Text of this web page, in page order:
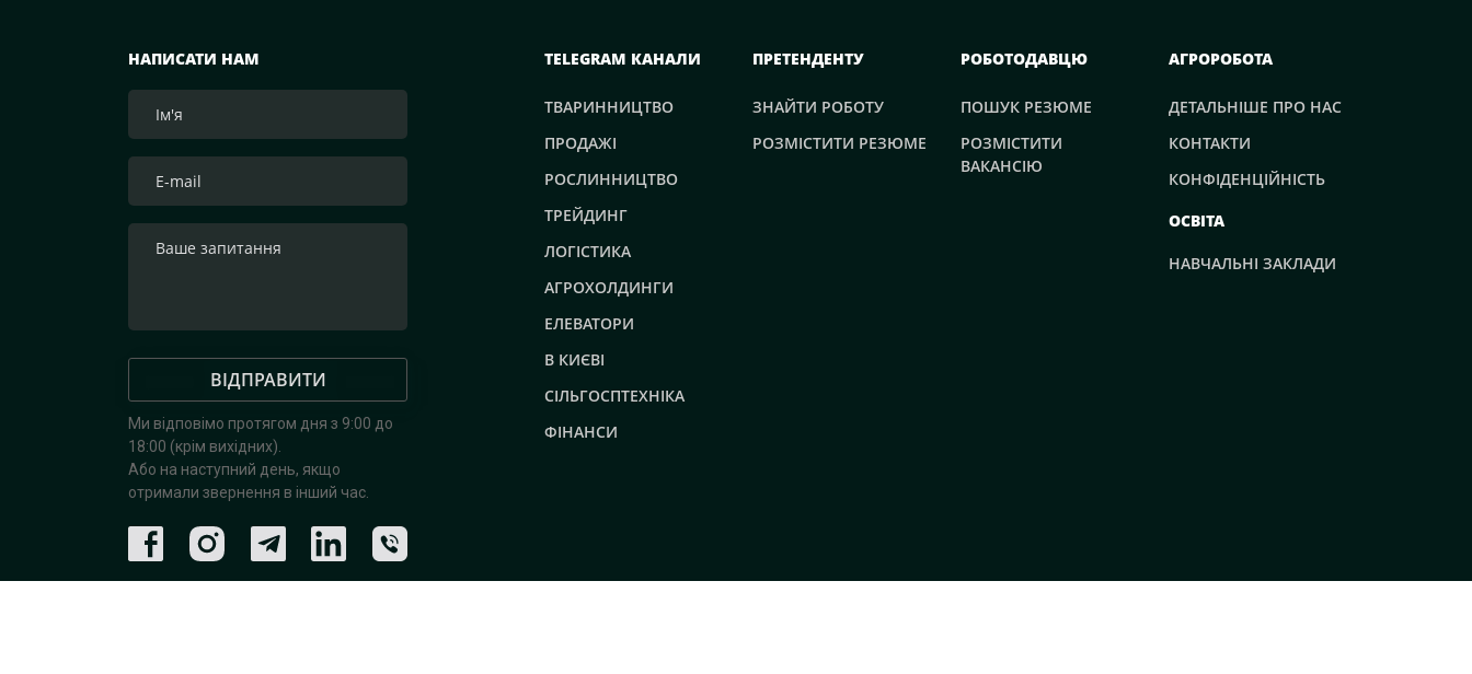
НАПИСАТИ НАМ
ВІДПРАВИТИ
Ми відповімо протягом дня з 9:00 до
18:00 (крім вихідних).
Або на наступний день, якщо
отримали звернення в інший час.
TELEGRAM КАНАЛИ
ТВАРИННИЦТВО
ПРОДАЖІ
РОСЛИННИЦТВО
ТРЕЙДИНГ
ЛОГІСТИКА
АГРОХОЛДИНГИ
ЕЛЕВАТОРИ
В КИЄВІ
СІЛЬГОСПТЕХНІКА
ФІНАНСИ
ПРЕТЕНДЕНТУ
ЗНАЙТИ РОБОТУ
РОЗМІСТИТИ РЕЗЮМЕ
РОБОТОДАВЦЮ
ПОШУК РЕЗЮМЕ
РОЗМІСТИТИ
ВАКАНСІЮ
АГРОРОБОТА
ДЕТАЛЬНІШЕ ПРО НАС
КОНТАКТИ
КОНФІДЕНЦІЙНІСТЬ
ОСВІТА
НАВЧАЛЬНІ ЗАКЛАДИ